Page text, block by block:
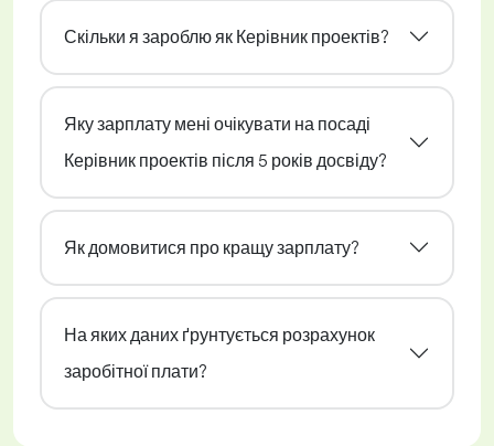
Скільки я зароблю як Керівник проектів?
Яку зарплату мені очікувати на посаді
Керівник проектів після 5 років досвіду?
Як домовитися про кращу зарплату?
На яких даних ґрунтується розрахунок
заробітної плати?